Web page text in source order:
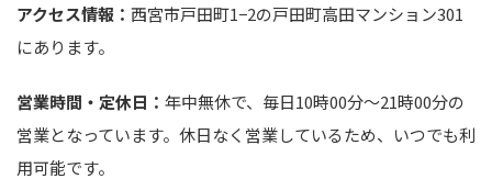
アクセス情報： 西宮市戸田町1−2の戸田町高田マンション301
にあります。
営業時間・定休日： 年中無休で、毎日10時00分～21時00分の
営業となっています。休日なく営業しているため、いつでも利
用可能です。